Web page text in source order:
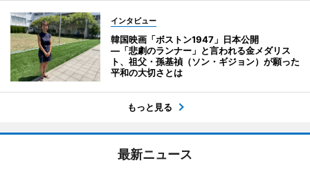
インタビュー
韓国映画「ボストン1947」日本公開
―「悲劇のランナー」と言われる金メダリス
ト、祖父・孫基禎（ソン・ギジョン）が願った
平和の大切さとは
もっと見る
最新ニュース